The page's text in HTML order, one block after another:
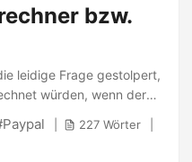
hinaus sind folgende
Güter,
Flugtickets,
weitere nicht-physische
beispielsweise Autos,
bei Selbstabholung
möglicherweise
bzw.
leidige Frage gestolpert,
würden, wenn der
bezahlen würde.
Freunden im Inland
für den Empfänger ( der
Paypal
227 Wörter